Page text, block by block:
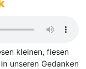
kleinen, fiesen
unseren Gedanken